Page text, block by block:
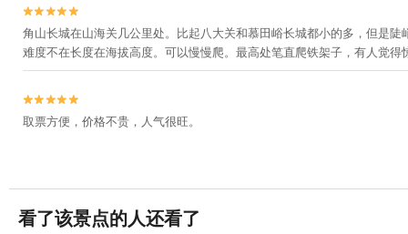


角山长城在山海关几公里处。比起八大关和慕田峪长城都小的多，但是
难度不在长度在海拔高度。可以慢慢爬。最高处笔直爬铁架子，有人觉


取票方便，价格不贵，人气很旺。
看了该景点的人还看了